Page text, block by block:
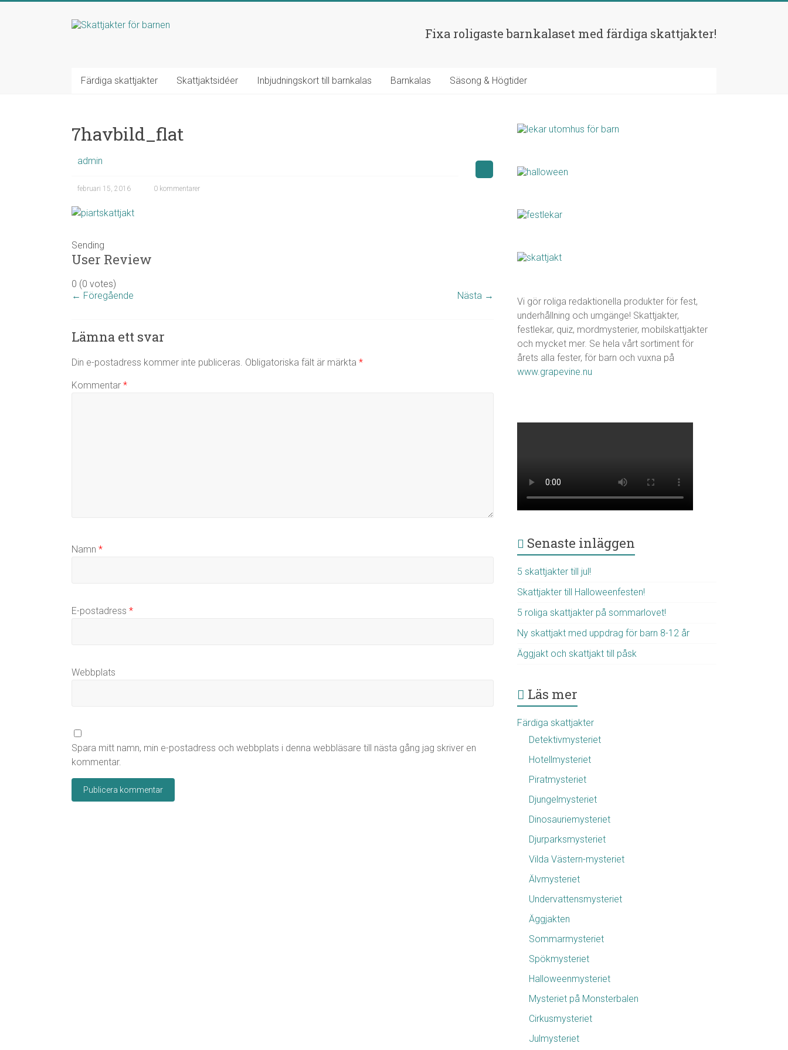
Skattjakter
barnen
barnkalaset!
Fixa roligaste barnkalaset med färdiga skattjakter!
Färdiga skattjakter Skattjaktsidéer Inbjudningskort till barnkalas Barnkalas Säsong & Högtider
7havbild_flat
admin
februari 15, 2016 0 kommentarer
Sending
User Review
0 (0 votes)
← Föregående
Nästa →
Lämna ett svar
Din e-postadress kommer inte publiceras. Obligatoriska fält är märkta *
Kommentar *
Namn *
E-postadress *
Webbplats
Spara mitt namn, min e-postadress och webbplats i denna webbläsare till nästa gång jag skriver en
kommentar.
Vi gör roliga redaktionella produkter för fest,
underhållning och umgänge! Skattjakter,
festlekar, quiz, mordmysterier, mobilskattjakter
och mycket mer. Se hela vårt sortiment för
årets alla fester, för barn och vuxna på
www.grapevine.nu
Senaste inläggen
5 skattjakter till jul!
Skattjakter till Halloweenfesten!
5 roliga skattjakter på sommarlovet!
Ny skattjakt med uppdrag för barn 8-12 år
Äggjakt och skattjakt till påsk
Läs mer
Färdiga skattjakter
Detektivmysteriet
Hotellmysteriet
Piratmysteriet
Djungelmysteriet
Dinosauriemysteriet
Djurparksmysteriet
Vilda Västern-mysteriet
Älvmysteriet
Undervattensmysteriet
Äggjakten
Sommarmysteriet
Spökmysteriet
Halloweenmysteriet
Mysteriet på Monsterbalen
Cirkusmysteriet
Julmysteriet